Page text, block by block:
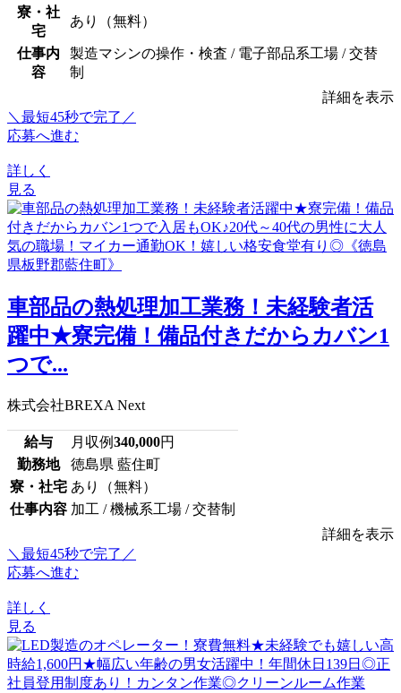
寮・社
宅
あり（無料）
仕事内
容
製造マシンの操作・検査 / 電子部品系工場 / 交替
制
詳細を表示
＼最短45秒で完了／
応募へ進む
詳しく
見る
車部品の熱処理加工業務！未経験者活
躍中★寮完備！備品付きだからカバン1
つで...
株式会社BREXA Next
給与 月収例340,000円
勤務地
徳島県 藍住町
寮・社宅 あり（無料）
仕事内容 加工 / 機械系工場 / 交替制
詳細を表示
＼最短45秒で完了／
応募へ進む
詳しく
見る